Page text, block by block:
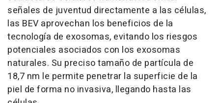
señales de juventud directamente a las células,
las BEV aprovechan los beneficios de la
tecnología de exosomas, evitando los riesgos
potenciales asociados con los exosomas
naturales. Su preciso tamaño de partícula de
18,7 nm le permite penetrar la superficie de la
piel de forma no invasiva, llegando hasta las